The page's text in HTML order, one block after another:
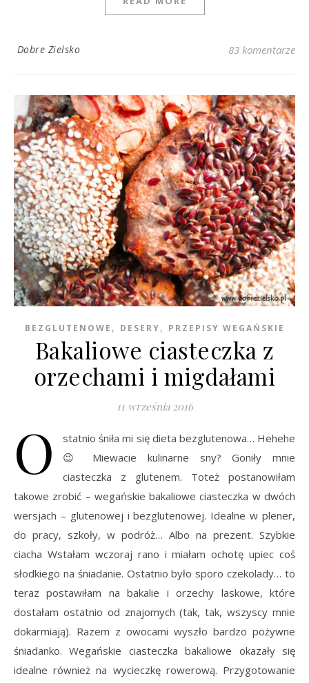
Dobre Zielsko 83 komentarze
BEZGLUTENOWE , DESERY, PRZEPISY WEGAŃSKIE
Bakaliowe ciasteczka z
orzechami i migdałami
11 września 2016
O
statnio śniła mi się dieta bezglutenowa… Hehehe
😉 Miewacie kulinarne sny? Goniły mnie
ciasteczka z glutenem. Toteż postanowiłam
takowe zrobić – wegańskie bakaliowe ciasteczka w dwóch
wersjach – glutenowej i bezglutenowej. Idealne w plener,
do pracy, szkoły, w podróż… Albo na prezent. Szybkie
ciacha Wstałam wczoraj rano i miałam ochotę upiec coś
słodkiego na śniadanie. Ostatnio było sporo czekolady… to
teraz postawiłam na bakalie i orzechy laskowe, które
dostałam ostatnio od znajomych (tak, tak, wszyscy mnie
dokarmiają). Razem z owocami wyszło bardzo pożywne
śniadanko. Wegańskie ciasteczka bakaliowe okazały się
idealne również na wycieczkę rowerową. Przygotowanie